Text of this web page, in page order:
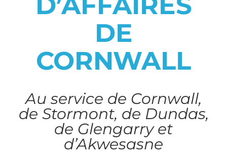
Start
Grow
NEWS
Events
DE
CORNWALL
Au service de Cornwall,
de Stormont, de Dundas,
de Glengarry et
d’Akwesasne